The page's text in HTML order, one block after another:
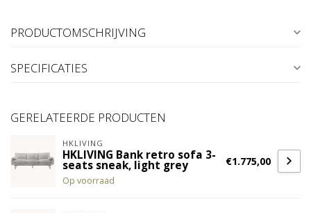
PRODUCTOMSCHRIJVING
SPECIFICATIES
GERELATEERDE PRODUCTEN
HKLIVING
HKLIVING Bank retro sofa 3-
seats sneak, light grey
Op voorraad
€1.775,00